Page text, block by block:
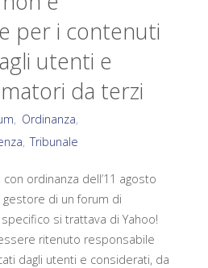
per i contenuti
utenti e
da terzi
, Ordinanza,
, Tribunale
ordinanza dell’11 agosto
gestore di un forum di
si trattava di Yahoo!
ritenuto responsabile
dagli utenti e considerati, da